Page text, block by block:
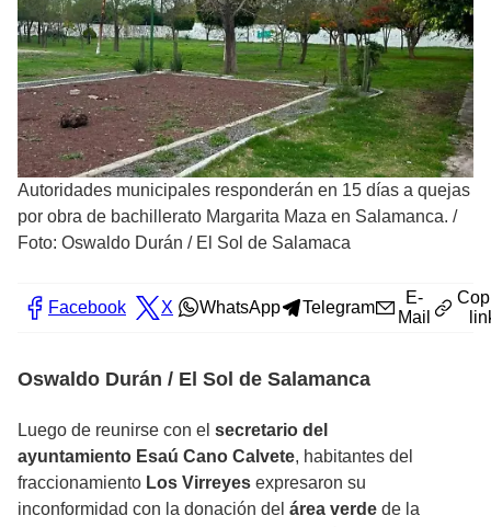
Autoridades municipales responderán en 15 días a quejas
por obra de bachillerato Margarita Maza en Salamanca. /
Foto: Oswaldo Durán / El Sol de Salamaca
Facebook X WhatsApp Telegram
E-
Mail
Oswaldo Durán / El Sol de Salamanca
Luego de reunirse con el secretario del
ayuntamiento Esaú Cano Calvete, habitantes del
fraccionamiento Los Virreyes expresaron su
inconformidad con la donación del área verde de la